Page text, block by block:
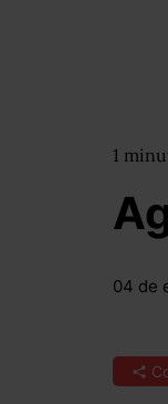
1
04 de